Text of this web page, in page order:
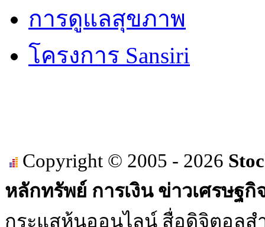
การดูแลสุขภาพ
โครงการ Sansiri
Copyright © 2005 - 2026
หลักทรัพย์ การเงิน ข่าวเศรษฐกิ
กระแสหุ้นออนไลน์ สื่อดิจิตอล